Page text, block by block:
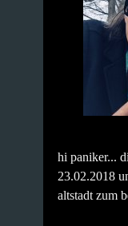
hi paniker...
23.02.2018
altstadt zum